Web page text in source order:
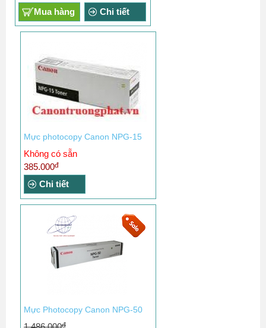
Mua hàng Chi tiết
Mực photocopy Canon NPG-15
Không có sẵn
385.000đ
Chi tiết
Mực Photocopy Canon NPG-50
đ